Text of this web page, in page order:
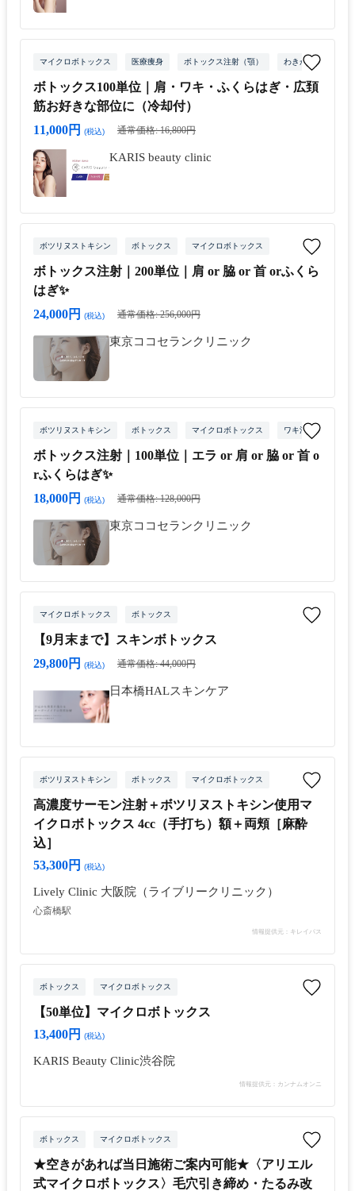
マイクロボトックス 医療痩身 ボトックス注射（顎） わきが治療
ボトックス100単位｜肩・ワキ・ふくらはぎ・広頚
筋お好きな部位に（冷却付）
11,000円
(税込) 通常価格: 16,800円
KARIS beauty clinic
ボツリヌストキシン ボトックス マイクロボトックス
ボトックス注射｜200単位｜肩 or 脇 or 首 orふくら
はぎ✨
24,000円
(税込) 通常価格: 256,000円
東京ココセランクリニック
ボツリヌストキシン ボトックス マイクロボトックス ワキ汗治療
ボトックス注射｜100単位｜エラ or 肩 or 脇 or 首 o
rふくらはぎ✨
18,000円
(税込) 通常価格: 128,000円
東京ココセランクリニック
マイクロボトックス ボトックス
【9月末まで】スキンボトックス
29,800円
(税込) 通常価格: 44,000円
日本橋HALスキンケア
ボツリヌストキシン ボトックス マイクロボトックス
高濃度サーモン注射＋ボツリヌストキシン使用マ
イクロボトックス 4cc（手打ち）額＋両頬［麻酔
込］
53,300円
(税込)
Lively Clinic 大阪院（ライブリークリニック）
心斎橋駅
情報提供元：キレイパス
ボトックス マイクロボトックス
【50単位】マイクロボトックス
13,400円
(税込)
KARIS Beauty Clinic渋谷院
情報提供元：カンナムオンニ
ボトックス マイクロボトックス
★空きがあれば当日施術ご案内可能★〈アリエル
式マイクロボトックス〉毛穴引き締め・たるみ改